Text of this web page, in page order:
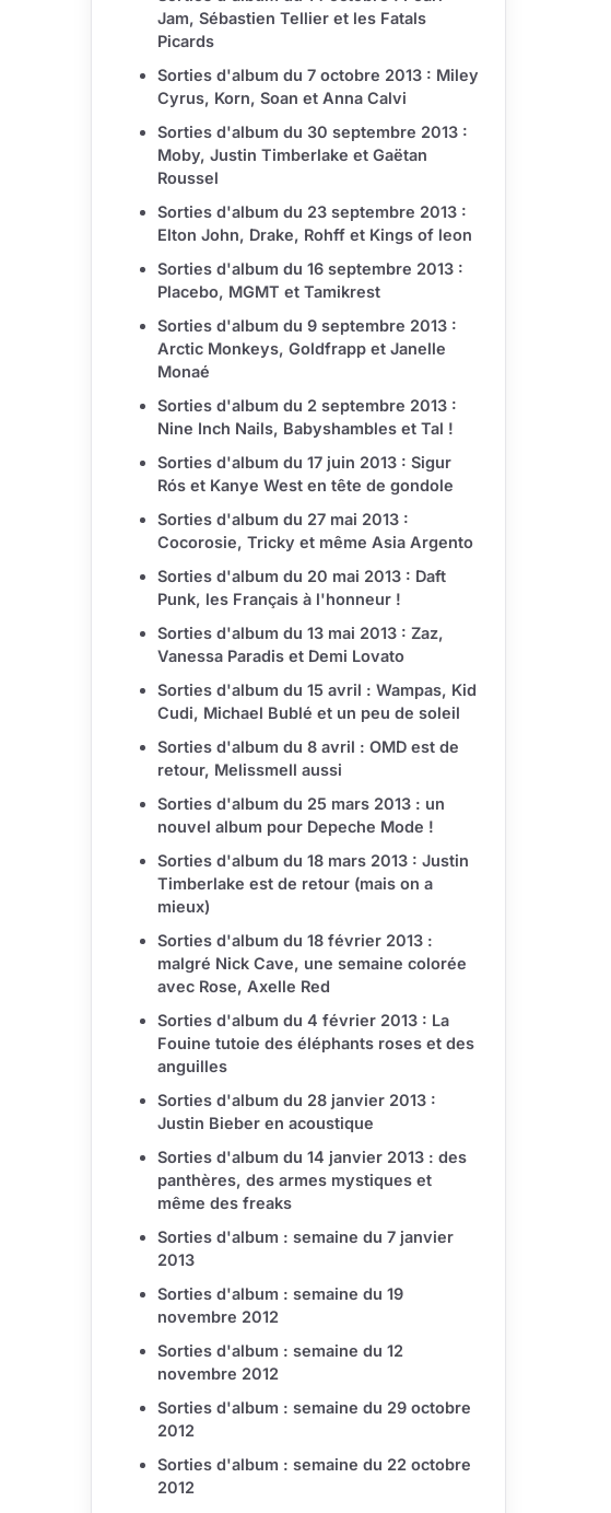
Jam, Sébastien Tellier et les Fatals
Picards
Sorties d'album du 7 octobre 2013 : Miley
Cyrus, Korn, Soan et Anna Calvi
Sorties d'album du 30 septembre 2013 :
Moby, Justin Timberlake et Gaëtan
Roussel
Sorties d'album du 23 septembre 2013 :
Elton John, Drake, Rohff et Kings of leon
Sorties d'album du 16 septembre 2013 :
Placebo, MGMT et Tamikrest
Sorties d'album du 9 septembre 2013 :
Arctic Monkeys, Goldfrapp et Janelle
Monaé
Sorties d'album du 2 septembre 2013 :
Nine Inch Nails, Babyshambles et Tal !
Sorties d'album du 17 juin 2013 : Sigur
Rós et Kanye West en tête de gondole
Sorties d'album du 27 mai 2013 :
Cocorosie, Tricky et même Asia Argento
Sorties d'album du 20 mai 2013 : Daft
Punk, les Français à l'honneur !
Sorties d'album du 13 mai 2013 : Zaz,
Vanessa Paradis et Demi Lovato
Sorties d'album du 15 avril : Wampas, Kid
Cudi, Michael Bublé et un peu de soleil
Sorties d'album du 8 avril : OMD est de
retour, Melissmell aussi
Sorties d'album du 25 mars 2013 : un
nouvel album pour Depeche Mode !
Sorties d'album du 18 mars 2013 : Justin
Timberlake est de retour (mais on a
mieux)
Sorties d'album du 18 février 2013 :
malgré Nick Cave, une semaine colorée
avec Rose, Axelle Red
Sorties d'album du 4 février 2013 : La
Fouine tutoie des éléphants roses et des
anguilles
Sorties d'album du 28 janvier 2013 :
Justin Bieber en acoustique
Sorties d'album du 14 janvier 2013 : des
panthères, des armes mystiques et
même des freaks
Sorties d'album : semaine du 7 janvier
2013
Sorties d'album : semaine du 19
novembre 2012
Sorties d'album : semaine du 12
novembre 2012
Sorties d'album : semaine du 29 octobre
2012
Sorties d'album : semaine du 22 octobre
2012